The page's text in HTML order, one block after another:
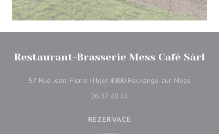
Restaurant-Brasserie Mess Café Sàrl
57 Rue Jean-Pierre Hilger 4980 Reckange-sur-Mess
26 37 49 44
REZERVACE